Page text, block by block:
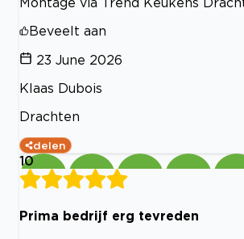
Beveelt aan
23 June 2026
Klaas Dubois
Drachten
delen
10
Prima bedrijf erg tevreden